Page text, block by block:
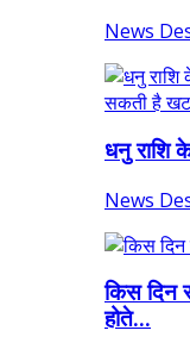
News
धनु राशि
News
किस दिन
होते...